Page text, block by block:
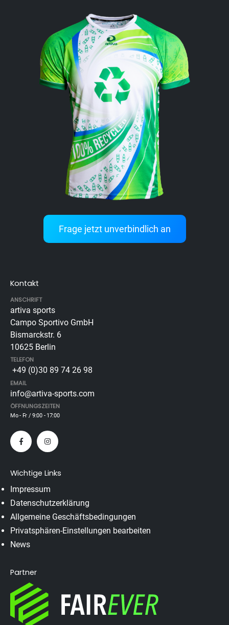
Frage jetzt unverbindlich an
Kontakt
ANSCHRIFT
artiva sports
Campo Sportivo GmbH
Bismarckstr. 6
10625 Berlin
TELEFON
+49 (0)30 89 74 26 98
EMAIL
info@artiva-sports.com
ÖFFNUNGSZEITEN
Mo - Fr / 9:00 - 17:00
Wichtige Links
Impressum
Datenschutzerklärung
Allgemeine Geschäftsbedingungen
Privatsphären-Einstellungen bearbeiten
News
Partner